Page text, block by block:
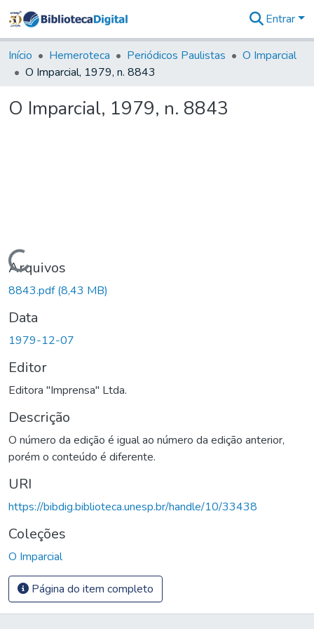
&
Coleções
Tudo na
Digital
Entrar
Início Hemeroteca Periódicos Paulistas
O Imparcial
O Imparcial, 1979, n. 8843
O Imparcial, 1979, n. 8843
Carregando...
Arquivos
8843.pdf(8,43 MB)
Data
1979-12-07
Editor
Editora "Imprensa" Ltda.
Descrição
O número da edição é igual ao número da edição anterior,
porém o conteúdo é diferente.
URI
https://bibdig.biblioteca.unesp.br/handle/10/33438
Coleções
O Imparcial
Página do item completo